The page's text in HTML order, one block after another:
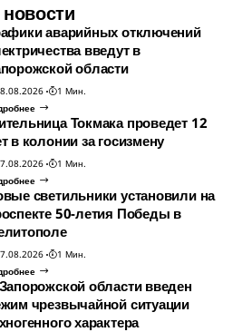
аварийных отключений
введут в
области
1 Мин.
Токмака проведет 12
в колонии за госизмену
1 Мин.
светильники установили на
50-летия Победы в
1 Мин.
области введен
чрезвычайной ситуации
характера